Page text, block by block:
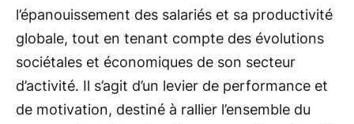
l’épanouissement des salariés et sa productivité
globale, tout en tenant compte des évolutions
sociétales et économiques de son secteur
d’activité. Il s’agit d’un levier de performance et
de motivation, destiné à rallier l’ensemble du